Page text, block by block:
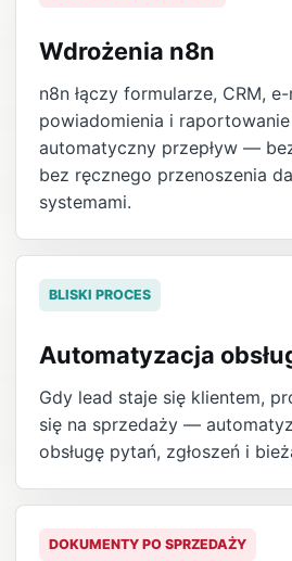
Wdrożenia n8n
n8n łączy formularze, CRM,
powiadomienia i
automatyczny przepływ —
bez ręcznego przenoszenia
systemami.
BLISKI PROCES
Automatyzacja
Gdy lead staje się klientem,
się na sprzedaży —
obsługę pytań, zgłoszeń i
DOKUMENTY PO SPRZEDAŻY